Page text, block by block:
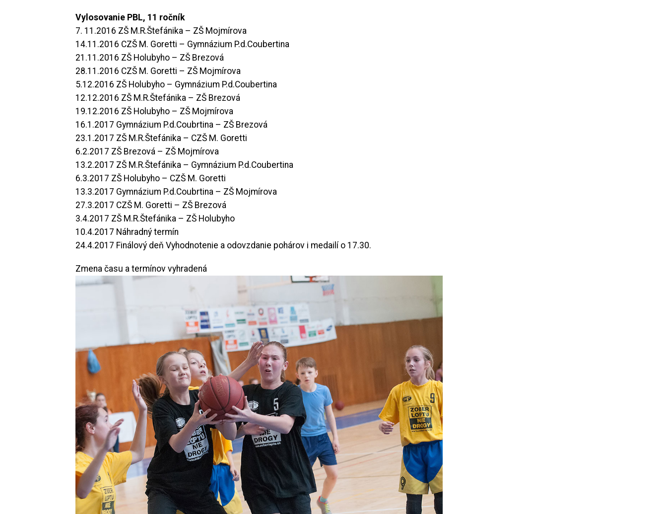
Vylosovanie PBL, 11 ročník
7. 11.2016 ZŠ M.R.Štefánika – ZŠ Mojmírova
14.11.2016 CZŠ M. Goretti – Gymnázium P.d.Coubertina
21.11.2016 ZŠ Holubyho – ZŠ Brezová
28.11.2016 CZŠ M. Goretti – ZŠ Mojmírova
5.12.2016 ZŠ Holubyho – Gymnázium P.d.Coubertina
12.12.2016 ZŠ M.R.Štefánika – ZŠ Brezová
19.12.2016 ZŠ Holubyho – ZŠ Mojmírova
16.1.2017 Gymnázium P.d.Coubrtina – ZŠ Brezová
23.1.2017 ZŠ M.R.Štefánika – CZŠ M. Goretti
6.2.2017 ZŠ Brezová – ZŠ Mojmírova
13.2.2017 ZŠ M.R.Štefánika – Gymnázium P.d.Coubertina
6.3.2017 ZŠ Holubyho – CZŠ M. Goretti
13.3.2017 Gymnázium P.d.Coubrtina – ZŠ Mojmírova
27.3.2017 CZŠ M. Goretti – ZŠ Brezová
3.4.2017 ZŠ M.R.Štefánika – ZŠ Holubyho
10.4.2017 Náhradný termín
24.4.2017 Finálový deň Vyhodnotenie a odovzdanie pohárov i medailí o 17.30.
Zmena času a termínov vyhradená